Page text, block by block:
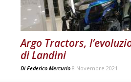
Argo Tractors,
di Landini
Di Federico Mercurio 8 Novembre 2021